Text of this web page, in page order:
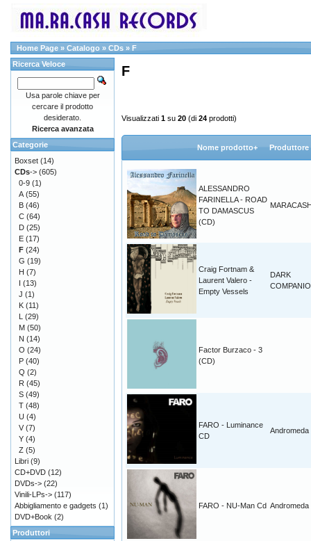
Home Page » Catalogo » CDs » F
F
Visualizzati 1 su 20 (di 24 prodotti)
Nome prodotto+ Produttore
ALESSANDRO
FARINELLA - ROAD
TO DAMASCUS
(CD)
Craig Fortnam &
Laurent Valero -
Empty Vessels
DARK
Factor Burzaco - 3
(CD)
FARO - Luminance
CD
Andromeda
FARO - NU-Man Cd Andromeda
Ricerca Veloce
Usa parole chiave per
cercare il prodotto
desiderato.
Ricerca avanzata
Categorie
Boxset (14)
CDs-> (605)
0-9 (1)
A (55)
B (46)
C (64)
D (25)
E (17)
F (24)
G (19)
H (7)
I (13)
J (1)
K (11)
L (29)
M (50)
N (14)
O (24)
P (40)
Q (2)
R (45)
S (49)
T (48)
U (4)
V (7)
Y (4)
Z (5)
Libri (9)
CD+DVD (12)
DVDs-> (22)
Vinili-LPs-> (117)
Abbigliamento e gadgets (1)
DVD+Book (2)
Produttori